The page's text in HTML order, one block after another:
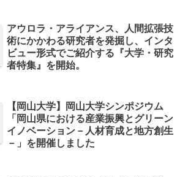
アウロラ・アライアンス、人間拡張技
術にかかわる研究者を発掘し、インタ
ビュー形式でご紹介する『大学・研究
者特集』を開始。
【岡山大学】岡山大学シンポジウム
「岡山県における産業振興とグリーン
イノベーション－人材育成と地方創生
－」を開催しました